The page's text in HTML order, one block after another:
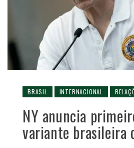
BRASIL INTERNACIONAL
NY anuncia
variante brasileira